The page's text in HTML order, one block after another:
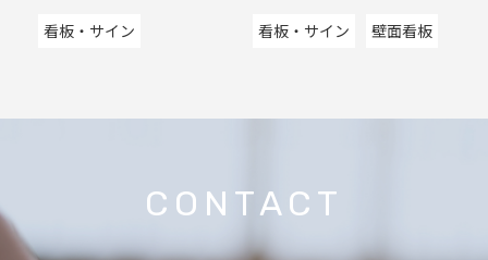
看板・サイン 看板・サイン 壁面看板
CONTACT